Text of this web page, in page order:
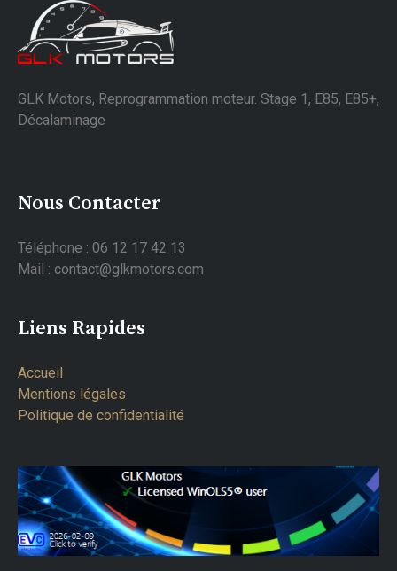
GLK Motors, Reprogrammation moteur. Stage 1, E85, E85+,
Décalaminage
Nous Contacter
Téléphone : 06 12 17 42 13
Mail : contact@glkmotors.com
Liens Rapides
Accueil
Mentions légales
Politique de confidentialité